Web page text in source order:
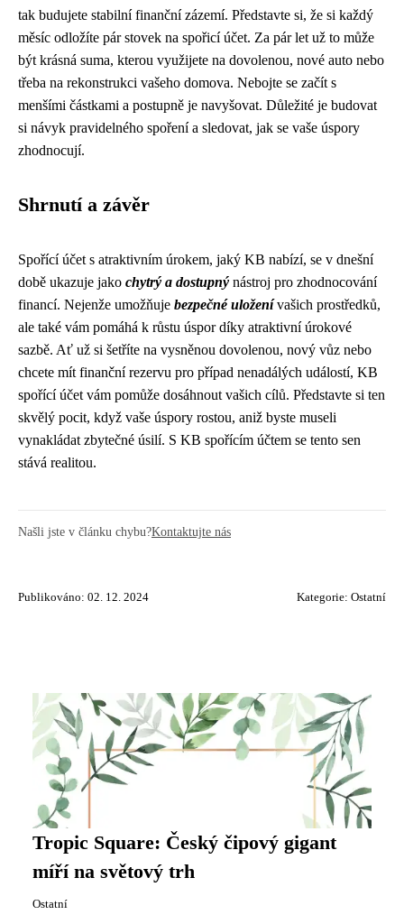
tak budujete stabilní finanční zázemí. Představte si, že si každý
měsíc odložíte pár stovek na spořicí účet. Za pár let už to může
být krásná suma, kterou využijete na dovolenou, nové auto nebo
třeba na rekonstrukci vašeho domova. Nebojte se začít s
menšími částkami a postupně je navyšovat. Důležité je budovat
si návyk pravidelného spoření a sledovat, jak se vaše úspory
zhodnocují.
Shrnutí a závěr
Spořící účet s atraktivním úrokem, jaký KB nabízí, se v dnešní
době ukazuje jako chytrý a dostupný nástroj pro zhodnocování
financí. Nejenže umožňuje bezpečné uloženívašich prostředků,
ale také vám pomáhá k růstu úspor díky atraktivní úrokové
sazbě. Ať už si šetříte na vysněnou dovolenou, nový vůz nebo
chcete mít finanční rezervu pro případ nenadálých událostí, KB
spořící účet vám pomůže dosáhnout vašich cílů. Představte si ten
skvělý pocit, když vaše úspory rostou, aniž byste museli
vynakládat zbytečné úsilí. S KB spořícím účtem se tento sen
stává realitou.
Našli jste v článku chybu?Kontaktujte nás
Publikováno: 02. 12. 2024 Kategorie: Ostatní
Tropic Square: Český čipový gigant
míří na světový trh
Ostatní